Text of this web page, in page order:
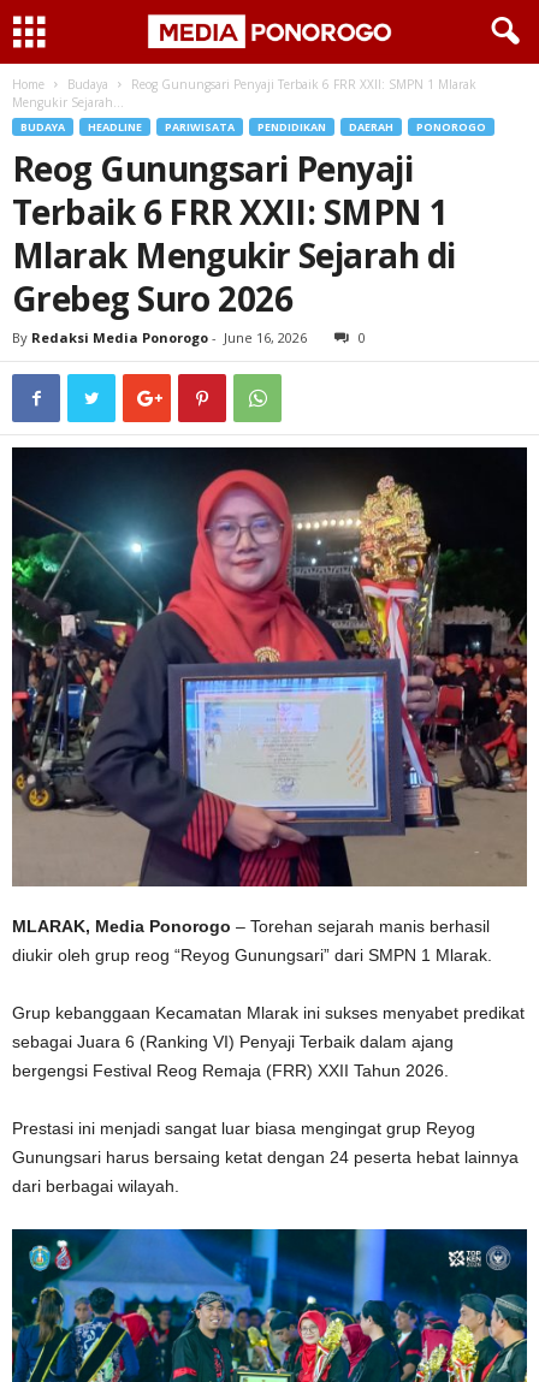
Home Budaya
Reog Gunungsari Penyaji Terbaik 6 FRR XXII: SMPN 1 Mlarak
Mengukir Sejarah...
BUDAYA HEADLINE PARIWISATA PENDIDIKAN DAERAH PONOROGO
Reog Gunungsari Penyaji
Terbaik 6 FRR XXII: SMPN 1
Mlarak Mengukir Sejarah di
Grebeg Suro 2026
By Redaksi Media Ponorogo - June 16, 2026 0
MLARAK, Media Ponorogo – Torehan sejarah manis berhasil
diukir oleh grup reog “Reyog Gunungsari” dari SMPN 1 Mlarak.
Grup kebanggaan Kecamatan Mlarak ini sukses menyabet predikat
sebagai Juara 6 (Ranking VI) Penyaji Terbaik dalam ajang
bergengsi Festival Reog Remaja (FRR) XXII Tahun 2026.
Prestasi ini menjadi sangat luar biasa mengingat grup Reyog
Gunungsari harus bersaing ketat dengan 24 peserta hebat lainnya
dari berbagai wilayah.